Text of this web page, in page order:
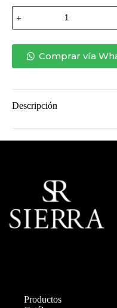
CANTO
OSIRIS
RECLINABLE
Comprar vía
Descripción
Productos